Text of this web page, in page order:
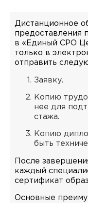
Дистанционное
предоставления
в «Единый СРО
только в
отправить
Заявку.
Копию
нее для
стажа.
Копию
быть
После
каждый
сертификат
Основные